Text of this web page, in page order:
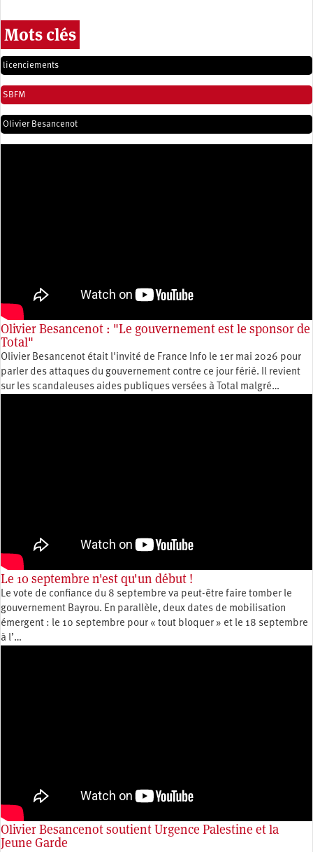
Mots clés
licenciements
SBFM
Olivier Besancenot
Olivier Besancenot : "Le gouvernement est le sponsor de
Total"
Olivier Besancenot était l'invité de France Info le 1er mai 2026 pour
parler des attaques du gouvernement contre ce jour férié. Il revient
sur les scandaleuses aides publiques versées à Total malgré…
Le 10 septembre n'est qu'un début !
Le vote de confiance du 8 septembre va peut-être faire tomber le
gouvernement Bayrou. En parallèle, deux dates de mobilisation
émergent : le 10 septembre pour « tout bloquer » et le 18 septembre
à l’…
Olivier Besancenot soutient Urgence Palestine et la
Jeune Garde